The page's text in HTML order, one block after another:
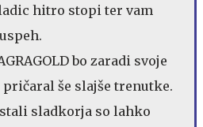
hitro stopi ter vam
bo zaradi svoje
še slajše trenutke.
sladkorja so lahko